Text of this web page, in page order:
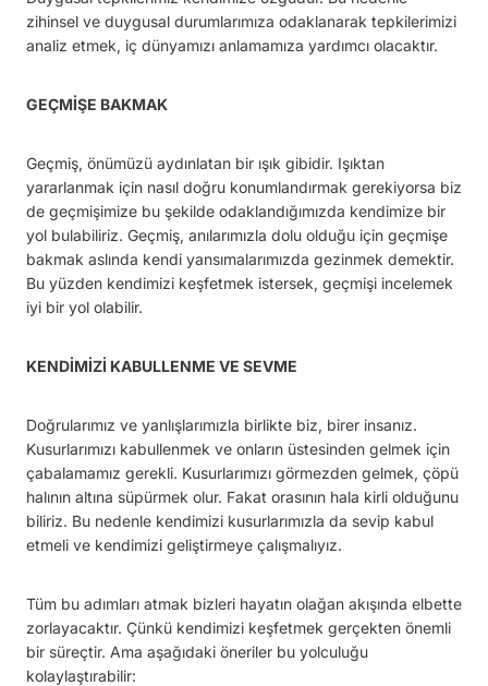
zihinsel ve duygusal durumlarımıza odaklanarak tepkilerimizi
analiz etmek, iç dünyamızı anlamamıza yardımcı olacaktır.
GEÇMİŞE BAKMAK
Geçmiş, önümüzü aydınlatan bir ışık gibidir. Işıktan
yararlanmak için nasıl doğru konumlandırmak gerekiyorsa biz
de geçmişimize bu şekilde odaklandığımızda kendimize bir
yol bulabiliriz. Geçmiş, anılarımızla dolu olduğu için geçmişe
bakmak aslında kendi yansımalarımızda gezinmek demektir.
Bu yüzden kendimizi keşfetmek istersek, geçmişi incelemek
iyi bir yol olabilir.
KENDİMİZİ KABULLENME VE SEVME
Doğrularımız ve yanlışlarımızla birlikte biz, birer insanız.
Kusurlarımızı kabullenmek ve onların üstesinden gelmek için
çabalamamız gerekli. Kusurlarımızı görmezden gelmek, çöpü
halının altına süpürmek olur. Fakat orasının hala kirli olduğunu
biliriz. Bu nedenle kendimizi kusurlarımızla da sevip kabul
etmeli ve kendimizi geliştirmeye çalışmalıyız.
Tüm bu adımları atmak bizleri hayatın olağan akışında elbette
zorlayacaktır. Çünkü kendimizi keşfetmek gerçekten önemli
bir süreçtir. Ama aşağıdaki öneriler bu yolculuğu
kolaylaştırabilir: